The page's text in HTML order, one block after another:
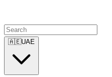
🇦🇪UAE